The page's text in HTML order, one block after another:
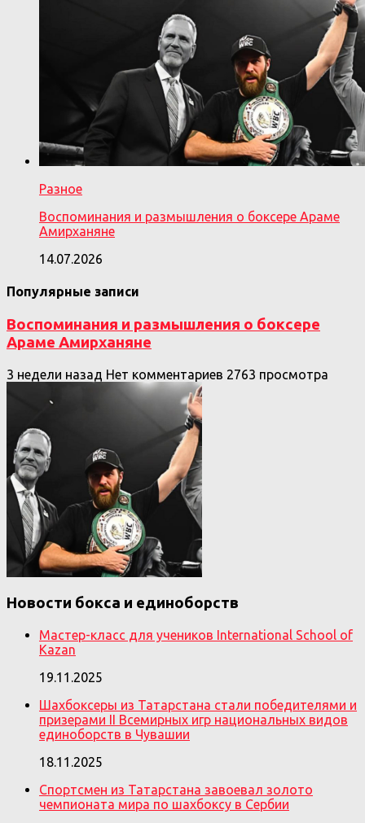
Разное
Воспоминания и размышления о боксере Араме
Амирханяне
14.07.2026
Популярные записи
Воспоминания и размышления о боксере
Араме Амирханяне
3 недели назад Нет комментариев 2763 просмотра
Новости бокса и единоборств
Мастер-класс для учеников International School of
Kazan
19.11.2025
Шахбоксеры из Татарстана стали победителями и
призерами II Всемирных игр национальных видов
единоборств в Чувашии
18.11.2025
Спортсмен из Татарстана завоевал золото
чемпионата мира по шахбоксу в Сербии